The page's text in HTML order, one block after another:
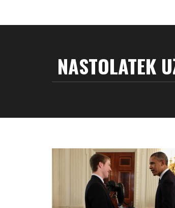
NASTOLATEK